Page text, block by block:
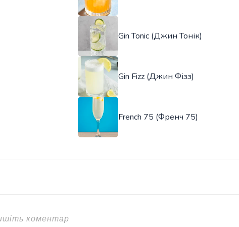
Gin Tonic (Джин Тонік)
Gin Fizz (Джин Фізз)
French 75 (Френч 75)